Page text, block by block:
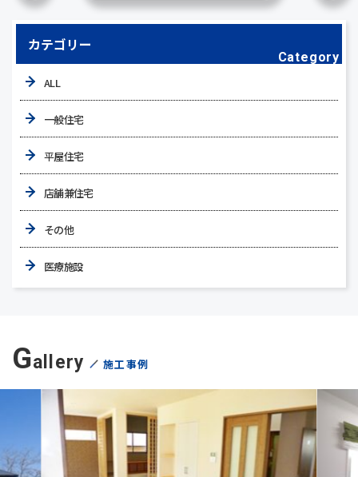
カテゴリー
Category
ALL
一般住宅
平屋住宅
店舗兼住宅
その他
医療施設
Gallery 施工事例